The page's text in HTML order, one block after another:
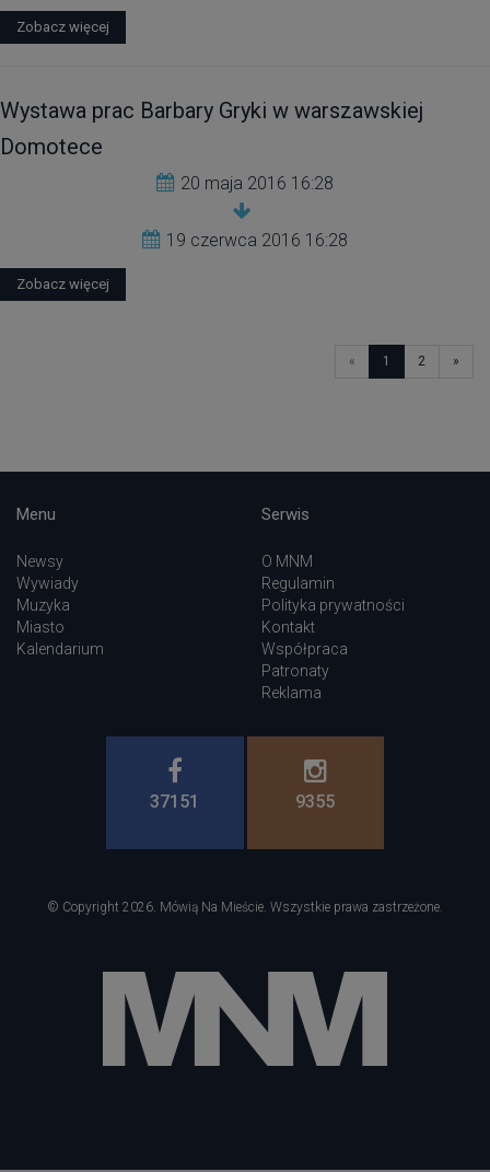
Zobacz więcej
Wystawa prac Barbary Gryki w warszawskiej
Domotece
20 maja 2016 16:28
19 czerwca 2016 16:28
Zobacz więcej
« 1 2 »
Menu
Newsy
Wywiady
Muzyka
Miasto
Kalendarium
Serwis
O MNM
Regulamin
Polityka prywatności
Kontakt
Współpraca
Patronaty
Reklama
37151 9355
© Copyright 2026. Mówią Na Mieście. Wszystkie prawa zastrzeżone.